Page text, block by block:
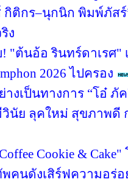
ติกร–นุกนิก พิมพ์ภัสร์
ง
"ต้นอ้อ รินทร์ดาเรศ"
2026 ไปครอง
างเป็นทางการ “โอ๋
นัย ลุคใหม่ สุขภาพดี
Cookie &
พคนดังเสิร์ฟความอร่